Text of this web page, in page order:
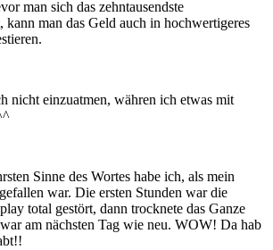
man sich das zehntausendste
man das Geld auch in hochwertigeres
nicht einzuatmen, währen ich etwas mit
Sinne des Wortes habe ich, als mein
war. Die ersten Stunden war die
total gestört, dann trocknete das Ganze
am nächsten Tag wie neu. WOW! Da hab